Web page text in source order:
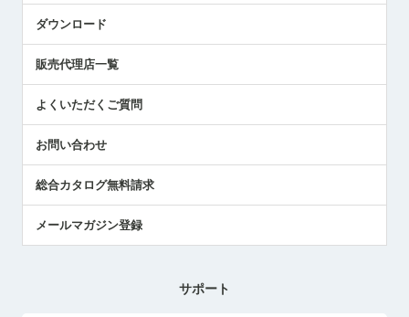
国/地域/言語
社員ブログ
中小企業のBCP地震対策
センサのテクニカルガイド
社長ブログ
ダウンロード
販売代理店一覧
よくいただくご質問
お問い合わせ
総合カタログ無料請求
メールマガジン登録
サポート